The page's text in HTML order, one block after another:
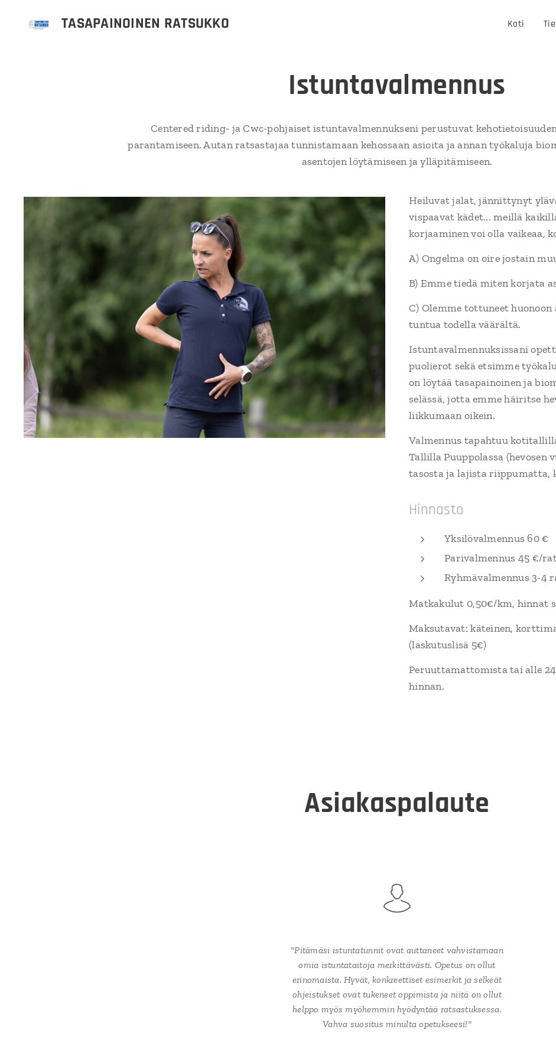
TASAPAINOINEN RATSUKKO Koti
Istuntavalmennus
Centered riding- ja Cwc-pohjaiset istuntavalmennukseni perustuvat
parantamiseen. Autan ratsastajaa tunnistamaan kehossaan asioita ja annan työkaluja
asentojen löytämiseen ja ylläpitämiseen.
Heiluvat jalat, jännittynyt
vispaavat kädet... meillä
korjaaminen voi olla vaikeaa,
A) Ongelma on oire jostain
B) Emme tiedä miten korjata
C) Olemme tottuneet
tuntua todella väärältä.
Istuntavalmennuksissani
puolierot sekä etsimme
on löytää tasapainoinen ja
selässä, jotta emme häiritse
liikkumaan oikein.
Valmennus tapahtuu
Tallilla Puuppolassa (hevosen
tasosta ja lajista riippumatta,
Hinnasto
Yksilövalmennus 60 €
Parivalmennus 45 €/
Ryhmävalmennus 3-4
Matkakulut 0,50€/km, hinnat
Maksutavat: käteinen,
(laskutuslisä 5€)
Peruuttamattomista tai alle
hinnan.
Asiakaspalaute
"Pitämäsi istuntatunnit ovat auttaneet vahvistamaan
omia istuntataitoja merkittävästi. Opetus on ollut
erinomaista. Hyvät, konkreettiset esimerkit ja selkeät
ohjeistukset ovat tukeneet oppimista ja niitä on ollut
helppo myös myöhemmin hyödyntää ratsastuksessa.
Vahva suositus minulta opetukseesi!"